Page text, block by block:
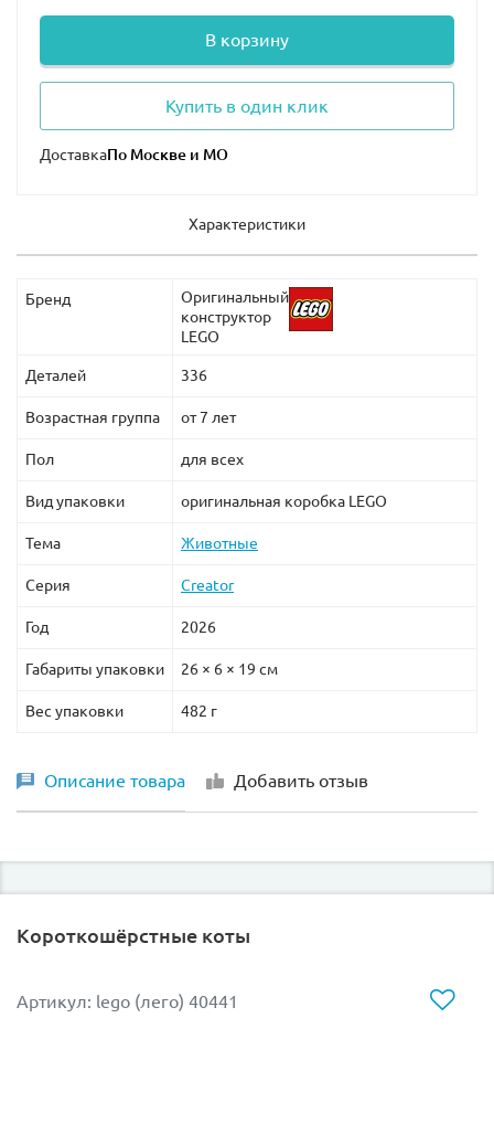
В корзину
Купить в один клик
Доставка
Характеристики
Бренд
Оригинальный
конструктор
LEGO
Деталей 336
Возрастная группа от 7 лет
Пол для всех
Вид упаковки оригинальная коробка LEGO
Тема Животные
Серия Creator
Год 2026
Габариты упаковки 26 × 6 × 19 см
Вес упаковки 482 г
Описание товара Добавить отзыв
Короткошёрстные коты
Артикул: lego (лего) 40441